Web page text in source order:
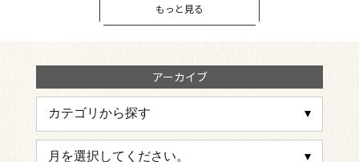
もっと見る
アーカイブ